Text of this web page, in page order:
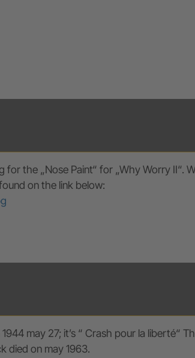
the „Nose Paint“ for „Why Worry
on the link below:
may 27; it’s “ Crash pour la liberté“
died on may 1963.